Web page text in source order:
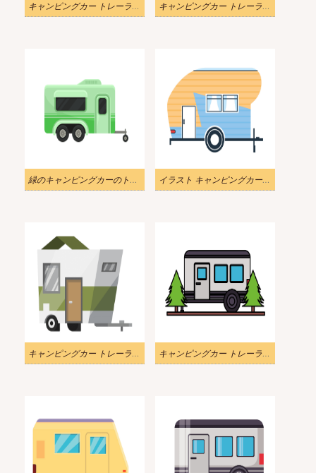
キャンピングカー トレーラーの白黒イラスト キャンピングカー トレーラー イラスト 2
緑のキャンピングカーのトレーラーの図 イラスト キャンピングカー トレーラーのクリップアート
キャンピングカー トレーラー イラスト 3 キャンピングカー トレーラー イラスト 4